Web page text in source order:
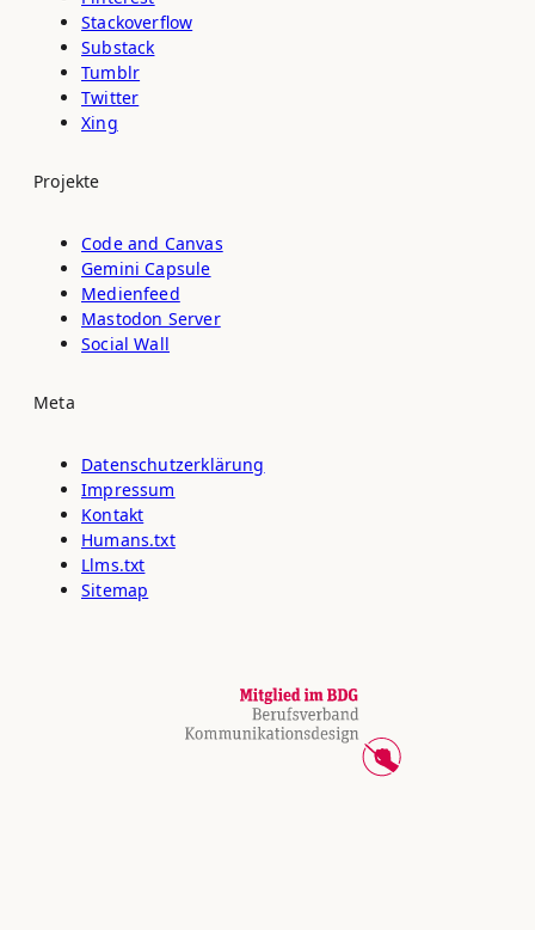
Stackoverflow
Substack
Tumblr
Twitter
Xing
Projekte
Code and Canvas
Gemini Capsule
Medienfeed
Mastodon Server
Social Wall
Meta
Datenschutz­erklärung
Impressum
Kontakt
Humans.txt
Llms.txt
Sitemap